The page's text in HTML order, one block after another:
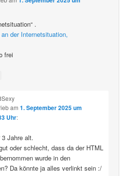
.
an der Internetsituation,
frei
am 1. September 2025 um
Uhr:
Jahre alt.
oder schlecht, dass da der HTML
wurde in den
Da könnte ja alles verlinkt sein :/